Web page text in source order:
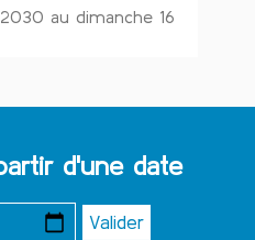
au dimanche 16
d'une date